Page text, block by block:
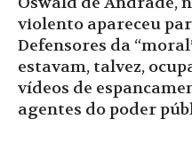
violento apareceu
Defensores da
estavam, talvez,
vídeos de
agentes do poder